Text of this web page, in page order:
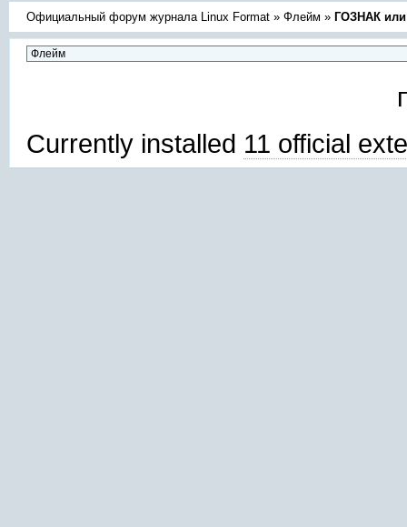
Официальный форум журнала Linux Format »Флейм » ГОЗНАК
Currently installed 11 official